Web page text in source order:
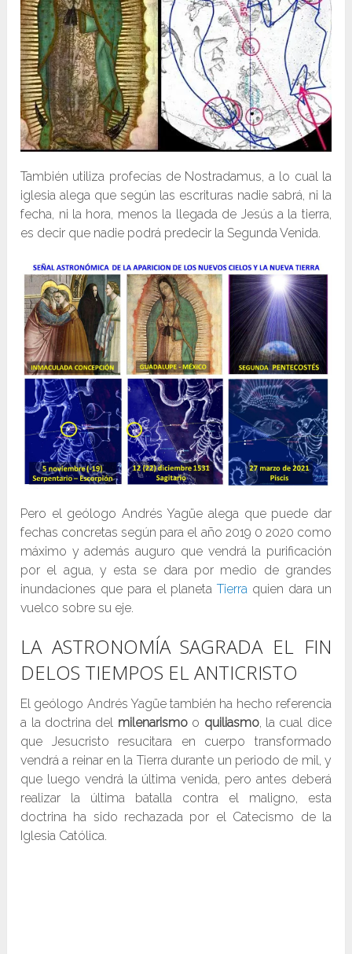
También utiliza profecías de Nostradamus, a lo cual la
iglesia alega que según las escrituras nadie sabrá, ni la
fecha, ni la hora, menos la llegada de Jesús a la tierra,
es decir que nadie podrá predecir la Segunda Venida.
Pero el geólogo Andrés Yagüe alega que puede dar
fechas concretas según para el año 2019 0 2020 como
máximo y además auguro que vendrá la purificación
por el agua, y esta se dara por medio de grandes
inundaciones que para el planetaTierra quien dara un
vuelco sobre su eje.
LA ASTRONOMÍA SAGRADA EL FIN
DELOS TIEMPOS EL ANTICRISTO
El geólogo Andrés Yagüe también ha hecho referencia
a la doctrina del milenarismoo quiliasmo, la cual dice
que Jesucristo resucitara en cuerpo transformado
vendrá a reinar en la Tierra durante un periodo de mil, y
que luego vendrá la última venida, pero antes deberá
realizar la última batalla contra el maligno, esta
doctrina ha sido rechazada por el Catecismo de la
Iglesia Católica.